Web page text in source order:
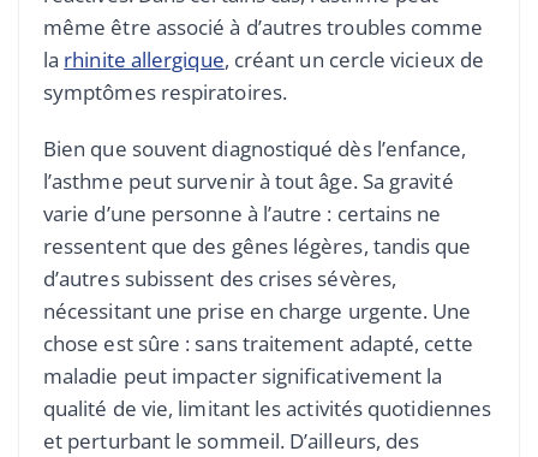
même être associé à d’autres troubles comme
la rhinite allergique, créant un cercle vicieux de
symptômes respiratoires.
Bien que souvent diagnostiqué dès l’enfance,
l’asthme peut survenir à tout âge. Sa gravité
varie d’une personne à l’autre : certains ne
ressentent que des gênes légères, tandis que
d’autres subissent des crises sévères,
nécessitant une prise en charge urgente. Une
chose est sûre : sans traitement adapté, cette
maladie peut impacter significativement la
qualité de vie, limitant les activités quotidiennes
et perturbant le sommeil. D’ailleurs, des